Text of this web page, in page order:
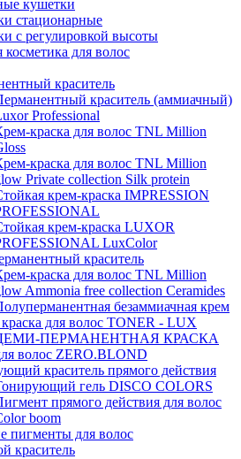
кушетки
стационарные
с регулировкой высоты
для волос
краситель
краситель (аммиачный)
Professional
краска для волос TNL Million
краска для волос TNL Million
Private collection Silk protein
крем-краска IMPRESSION
крем-краска LUXOR
LuxColor
краситель
краска для волос TNL Million
Ammonia free collection Ceramides
безаммиачная крем
для волос TONER - LUX
ПЕРМАНЕНТНАЯ КРАСКА
волос ZERO.BLOND
краситель прямого действия
гель DISCO COLORS
прямого действия для волос
boom
пигменты для волос
краситель